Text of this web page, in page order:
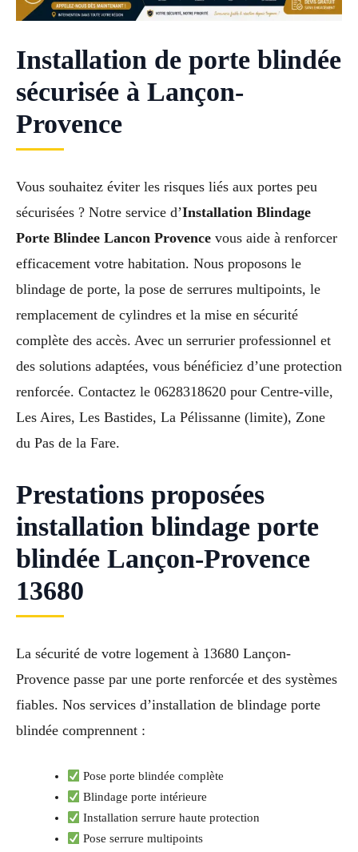
Installation de porte blindée
sécurisée à Lançon-
Provence
Vous souhaitez éviter les risques liés aux portes peu
sécurisées ? Notre service d’Installation Blindage
Porte Blindee Lancon Provence vous aide à renforcer
efficacement votre habitation. Nous proposons le
blindage de porte, la pose de serrures multipoints, le
remplacement de cylindres et la mise en sécurité
complète des accès. Avec un serrurier professionnel et
des solutions adaptées, vous bénéficiez d’une protection
renforcée. Contactez le 0628318620 pour Centre-ville,
Les Aires, Les Bastides, La Pélissanne (limite), Zone
du Pas de la Fare.
Prestations proposées
installation blindage porte
blindée Lançon-Provence
13680
La sécurité de votre logement à 13680 Lançon-
Provence passe par une porte renforcée et des systèmes
fiables. Nos services d’installation de blindage porte
blindée comprennent :
Pose porte blindée complète
Blindage porte intérieure
Installation serrure haute protection
Pose serrure multipoints